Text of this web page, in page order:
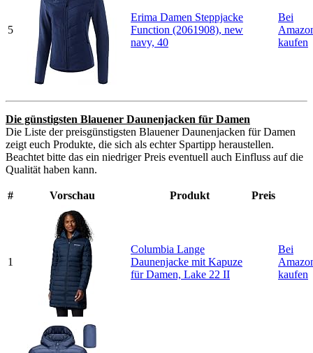
5
Erima Damen Steppjacke
Function (2061908), new
navy, 40
Bei
kaufen
Die günstigsten Blauener Daunenjacken für Damen
Die Liste der preisgünstigsten Blauener Daunenjacken für Damen
zeigt euch Produkte, die sich als echter Spartipp heraustellen.
Beachtet bitte das ein niedriger Preis eventuell auch Einfluss auf die
Qualität haben kann.
# Vorschau Produkt Preis
1
Columbia Lange
Daunenjacke mit Kapuze
für Damen, Lake 22 II
Bei
kaufen